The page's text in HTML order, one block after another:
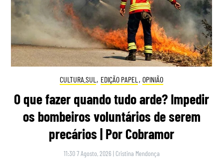
CULTURA.SUL , EDIÇÃO PAPEL , OPINIÃO
O que fazer quando tudo arde? Impedir
os bombeiros voluntários de serem
precários | Por Cobramor
11:30 7 Agosto, 2026 | Cristina Mendonça